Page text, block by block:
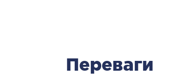
Переваги